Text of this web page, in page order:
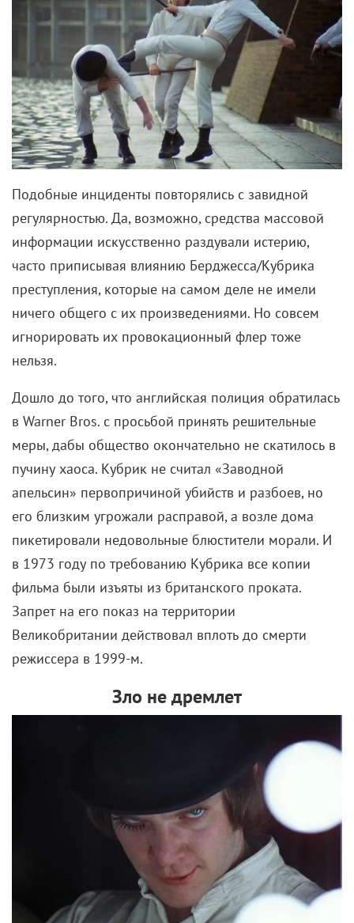
Подобные инциденты повторялись с завидной
регулярностью. Да, возможно, средства массовой
информации искусственно раздували истерию,
часто приписывая влиянию Берджесса/Кубрика
преступления, которые на самом деле не имели
ничего общего с их произведениями. Но совсем
игнорировать их провокационный флер тоже
нельзя.
Дошло до того, что английская полиция обратилась
в Warner Bros. с просьбой принять решительные
меры, дабы общество окончательно не скатилось в
пучину хаоса. Кубрик не считал «Заводной
апельсин» первопричиной убийств и разбоев, но
его близким угрожали расправой, а возле дома
пикетировали недовольные блюстители морали. И
в 1973 году по требованию Кубрика все копии
фильма были изъяты из британского проката.
Запрет на его показ на территории
Великобритании действовал вплоть до смерти
режиссера в 1999-м.
Зло не дремлет